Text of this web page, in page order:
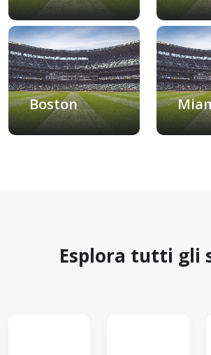
Boston
Esplora tutti gli